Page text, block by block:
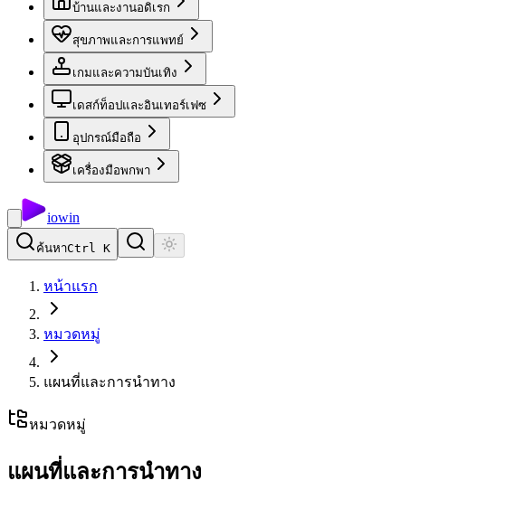
บ้านและงานอดิเรก
สุขภาพและการแพทย์
เกมและความบันเทิง
เดสก์ท็อปและอินเทอร์เฟซ
อุปกรณ์มือถือ
เครื่องมือพกพา
iowin
ค้นหาCtrl K
หน้าแรก
หมวดหมู่
แผนที่และการนำทาง
หมวดหมู่
แผนที่และการนำทาง